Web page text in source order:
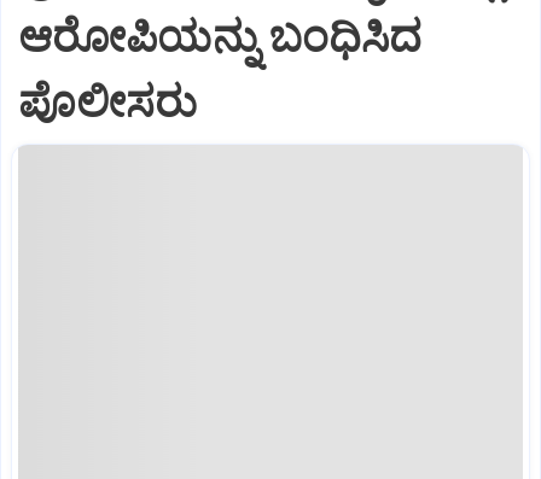
ಆರೋಪಿಯನ್ನು ಬಂಧಿಸಿದ
ಪೊಲೀಸರು